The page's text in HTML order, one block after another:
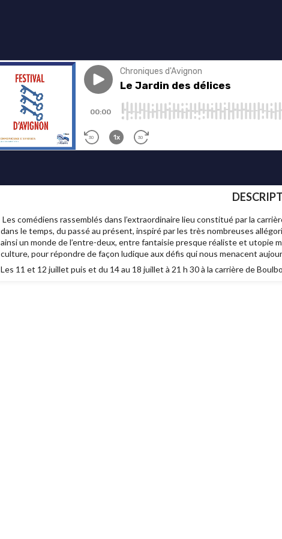
Les comédiens rassemblés dans l’extraordinaire lieu constitué par la
dans le temps, du passé au présent, inspiré par les très nombreuses
ainsi un monde de l’entre-deux, entre fantaisie presque réaliste et utopie
culture, pour répondre de façon ludique aux défis qui nous menacent
Les 11 et 12 juillet puis et du 14 au 18 juillet à 21 h 30 à la carrière de